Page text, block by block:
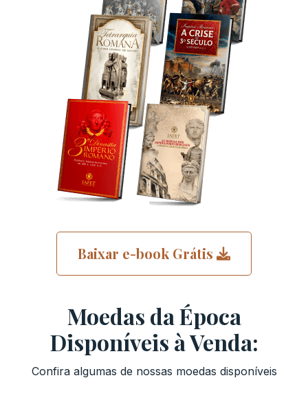
Baixar e-book Grátis
Moedas da Época
Disponíveis à Venda:
Confira algumas de nossas moedas disponíveis